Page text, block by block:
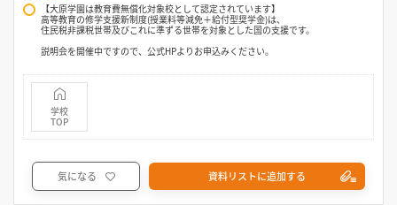
【大原学園は教育費無償化対象校として認定されています】
高等教育の修学支援新制度(授業料等減免＋給付型奨学金)は、
住民税非課税世帯及びこれに準ずる世帯を対象とした国の支援です。
説明会を開催中ですので、公式HPよりお申込みください。
学校
TOP
気になる 資料リストに追加する